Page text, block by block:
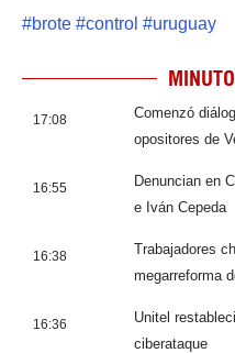
#brote #control #uruguay
17:08
Comenzó
opositores de
16:55
Denuncian en
e Iván Cepeda
16:38
Trabajadores
megarreforma
16:36
Unitel
ciberataque